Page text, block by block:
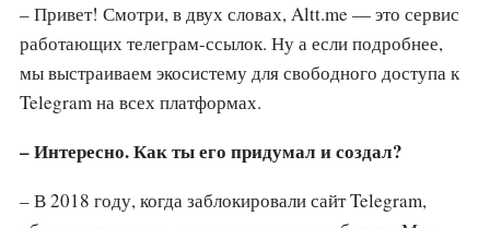
– Привет! Смотри, в двух словах, Altt.me — это сервис
работающих телеграм-ссылок. Ну а если подробнее,
мы выстраиваем экосистему для свободного доступа к
Telegram на всех платформах.
– Интересно. Как ты его придумал и создал?
– В 2018 году, когда заблокировали сайт Telegram,